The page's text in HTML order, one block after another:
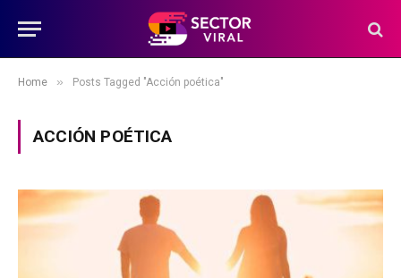
Home » Posts Tagged "Acción poética"
ACCIÓN POÉTICA